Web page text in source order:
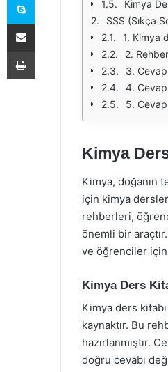
Kimya
SSS (Sıkça
1. Kimya
2.
3.
4. Cevap
5. Cevap
Kimya
Kimya, doğanın
için kimya
rehberleri,
önemli bir
ve öğrenciler için
Kimya Ders
Kimya ders
kaynaktır. Bu
hazırlanmıştır.
doğru cevabı
E-Posta ile paylaş